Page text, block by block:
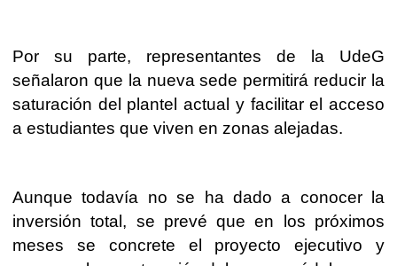
Por su parte, representantes de la UdeG
señalaron que la nueva sede permitirá reducir la
saturación del plantel actual y facilitar el acceso
a estudiantes que viven en zonas alejadas.
Aunque todavía no se ha dado a conocer la
inversión total, se prevé que en los próximos
meses se concrete el proyecto ejecutivo y